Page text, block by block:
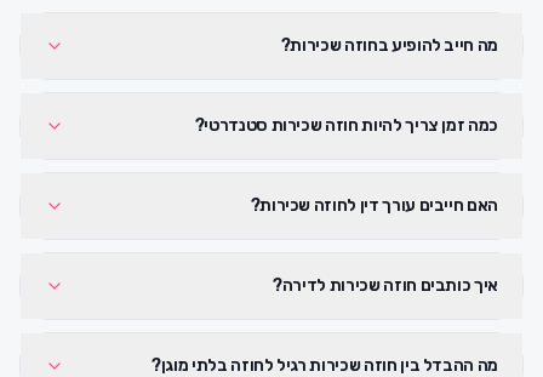
מה חייב להופיע בחוזה שכירות?
כמה זמן צריך להיות חוזה שכירות סטנדרטי?
האם חייבים עורך דין לחוזה שכירות?
איך כותבים חוזה שכירות לדירה?
מה ההבדל בין חוזה שכירות רגיל לחוזה בלתי מוגן?